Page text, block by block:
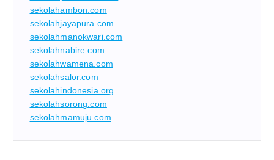
sekolahambon.com
sekolahjayapura.com
sekolahmanokwari.com
sekolahnabire.com
sekolahwamena.com
sekolahsalor.com
sekolahindonesia.org
sekolahsorong.com
sekolahmamuju.com